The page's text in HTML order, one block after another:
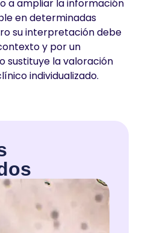
a ampliar la información
en determinadas
su interpretación debe
y por un
sustituye la valoración
individualizado.